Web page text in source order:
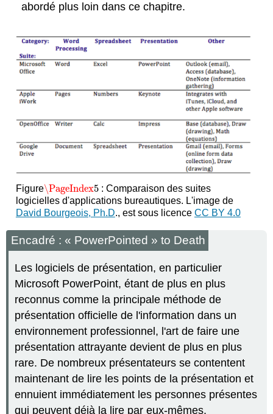
abordé plus loin dans ce chapitre.
Figure\PageIndex5
\PageIndex5 : Comparaison des suites
logicielles d'applications bureautiques. L'image de
David Bourgeois, Ph.D., est sous licence CC BY 4.0
Encadré : « PowerPointed » to Death
Les logiciels de présentation, en particulier
Microsoft PowerPoint, étant de plus en plus
reconnus comme la principale méthode de
présentation officielle de l'information dans un
environnement professionnel, l'art de faire une
présentation attrayante devient de plus en plus
rare. De nombreux présentateurs se contentent
maintenant de lire les points de la présentation et
ennuient immédiatement les personnes présentes
qui peuvent déjà la lire par eux-mêmes.